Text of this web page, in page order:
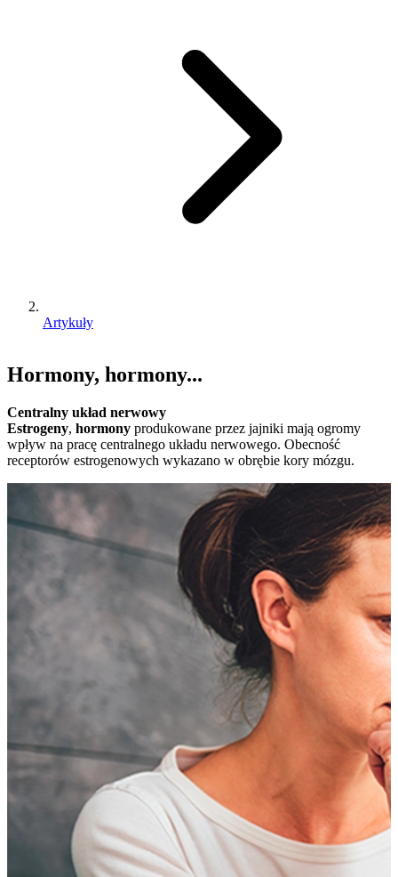
Artykuły
Hormony, hormony...
Centralny układ nerwowy
Estrogeny, hormony produkowane przez jajniki mają ogromy
wpływ na pracę centralnego układu nerwowego. Obecność
receptorów estrogenowych wykazano w obrębie kory mózgu.